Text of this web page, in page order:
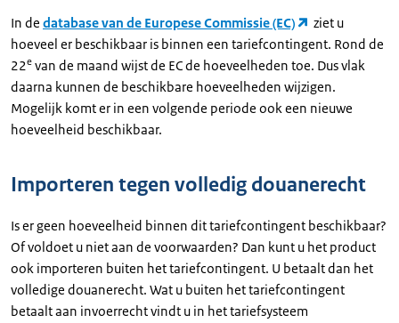
In de database van de Europese Commissie (EC)
ziet u
hoeveel er beschikbaar is binnen een tariefcontingent. Rond de
22e van de maand wijst de EC de hoeveelheden toe. Dus vlak
daarna kunnen de beschikbare hoeveelheden wijzigen.
Mogelijk komt er in een volgende periode ook een nieuwe
hoeveelheid beschikbaar.
Importeren tegen volledig douanerecht
Is er geen hoeveelheid binnen dit tariefcontingent beschikbaar?
Of voldoet u niet aan de voorwaarden? Dan kunt u het product
ook importeren buiten het tariefcontingent. U betaalt dan het
volledige douanerecht. Wat u buiten het tariefcontingent
betaalt aan invoerrecht vindt u in het tariefsysteem